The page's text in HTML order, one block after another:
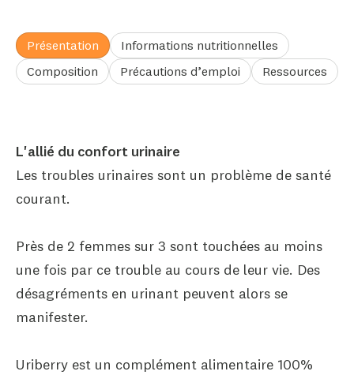
Présentation
Informations nutritionnelles
Composition
Précautions d’emploi Ressources
L'allié du confort urinaire
Les troubles urinaires sont un problème de santé
courant.
Près de 2 femmes sur 3 sont touchées au moins
une fois par ce trouble au cours de leur vie. Des
désagréments en urinant peuvent alors se
manifester.
Uriberry est un complément alimentaire 100%